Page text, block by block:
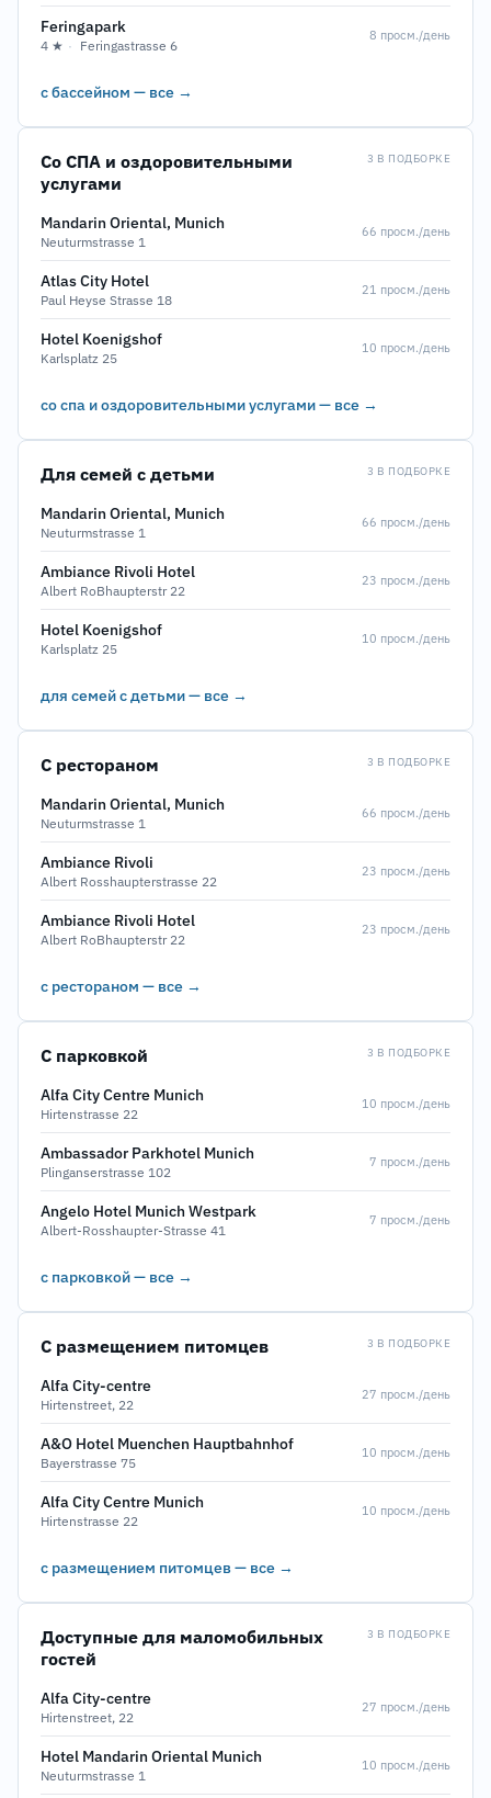
Feringapark
4 ★ · Feringastrasse 6
8 просм./день
с бассейном — все →
Со СПА и оздоровительными
услугами
3 В ПОДБОРКЕ
Mandarin Oriental, Munich
Neuturmstrasse 1
66 просм./день
Atlas City Hotel
Paul Heyse Strasse 18
21 просм./день
Hotel Koenigshof
Karlsplatz 25
10 просм./день
со спа и оздоровительными услугами — все →
Для семей с детьми 3 В ПОДБОРКЕ
Mandarin Oriental, Munich
Neuturmstrasse 1
66 просм./день
Ambiance Rivoli Hotel
Albert RoBhaupterstr 22
23 просм./день
Hotel Koenigshof
Karlsplatz 25
10 просм./день
для семей с детьми — все →
С рестораном 3 В ПОДБОРКЕ
Mandarin Oriental, Munich
Neuturmstrasse 1
66 просм./день
Ambiance Rivoli
Albert Rosshaupterstrasse 22
23 просм./день
Ambiance Rivoli Hotel
Albert RoBhaupterstr 22
23 просм./день
с рестораном — все →
С парковкой 3 В ПОДБОРКЕ
Alfa City Centre Munich
Hirtenstrasse 22
10 просм./день
Ambassador Parkhotel Munich
Plinganserstrasse 102
7 просм./день
Angelo Hotel Munich Westpark
Albert-Rosshaupter-Strasse 41
7 просм./день
с парковкой — все →
С размещением питомцев 3 В ПОДБОРКЕ
Alfa City-centre
Hirtenstreet, 22
27 просм./день
A&O Hotel Muenchen Hauptbahnhof
Bayerstrasse 75
10 просм./день
Alfa City Centre Munich
Hirtenstrasse 22
10 просм./день
с размещением питомцев — все →
Доступные для маломобильных
гостей
3 В ПОДБОРКЕ
Alfa City-centre
Hirtenstreet, 22
27 просм./день
Hotel Mandarin Oriental Munich
Neuturmstrasse 1
10 просм./день